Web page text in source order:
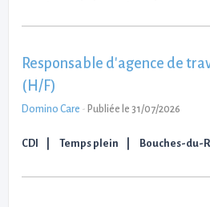
Responsable d'agence de
(H/F)
Domino Care - Publiée le 31/07/2026
CDI Temps plein Bouches-du-